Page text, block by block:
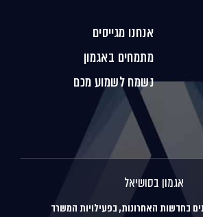
אנחנו מגייסים
מתמחים באגמון
נשמח לשמוע מכם
אגמון בסושיאל
בחדשות האחרונות, בפעילויות המשרד